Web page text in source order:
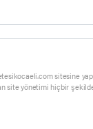
sitesine
site yönetimi hiçbir